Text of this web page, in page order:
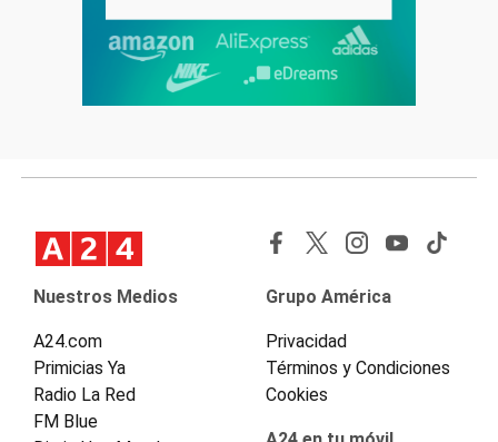
Nuestros Medios
A24.com
Primicias Ya
Radio La Red
FM Blue
Grupo América
Privacidad
Términos y Condiciones
Cookies